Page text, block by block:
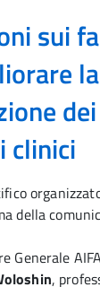
sui
la
clinici
della
Generale AIFA
,